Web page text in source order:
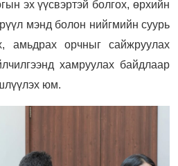
эх үүсвэртэй болгох, өрхийн
мэнд болон нийгмийн суурь
амьдрах орчныг сайжруулах
хамруулах байдлаар
юм.